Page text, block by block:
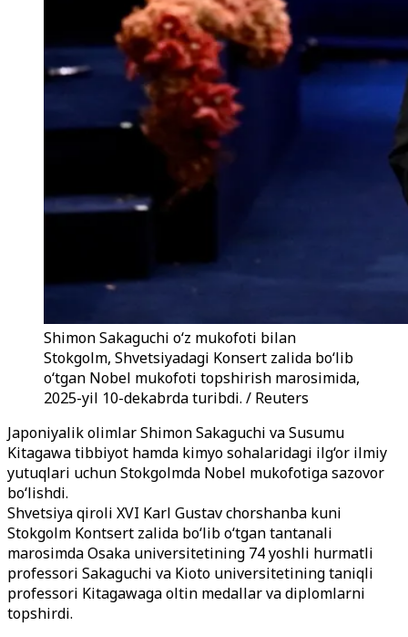
Shimon Sakaguchi oʻz mukofoti bilan
Stokgolm, Shvetsiyadagi Konsert zalida boʻlib
oʻtgan Nobel mukofoti topshirish marosimida,
2025-yil 10-dekabrda turibdi. / Reuters
Japoniyalik olimlar Shimon Sakaguchi va Susumu
Kitagawa tibbiyot hamda kimyo sohalaridagi ilg‘or ilmiy
yutuqlari uchun Stokgolmda Nobel mukofotiga sazovor
bo‘lishdi.
Shvetsiya qiroli XVI Karl Gustav chorshanba kuni
Stokgolm Kontsert zalida bo‘lib o‘tgan tantanali
marosimda Osaka universitetining 74 yoshli hurmatli
professori Sakaguchi va Kioto universitetining taniqli
professori Kitagawaga oltin medallar va diplomlarni
topshirdi.